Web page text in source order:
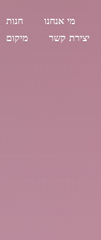
חנות
מי אנחנו
מיקום
יצירת קשר